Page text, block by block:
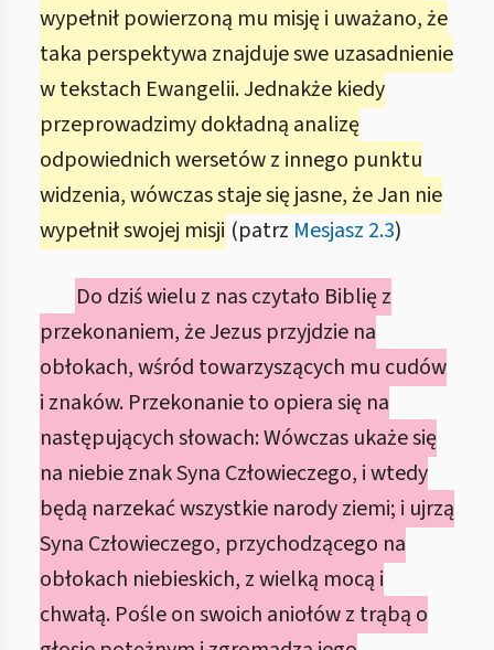
wypełnił powierzoną mu misję i uważano, że
taka perspektywa znajduje swe uzasadnienie
w tekstach Ewangelii. Jednakże kiedy
przeprowadzimy dokładną analizę
odpowiednich wersetów z innego punktu
widzenia, wówczas staje się jasne, że Jan nie
wypełnił swojej misji (patrz Mesjasz 2.3)
Do dziś wielu z nas czytało Biblię z
przekonaniem, że Jezus przyjdzie na
obłokach, wśród towarzyszących mu cudów
i znaków. Przekonanie to opiera się na
następujących słowach: Wówczas ukaże się
na niebie znak Syna Człowieczego, i wtedy
będą narzekać wszystkie narody ziemi; i ujrzą
Syna Człowieczego, przychodzącego na
obłokach niebieskich, z wielką mocą i
chwałą. Pośle on swoich aniołów z trąbą o